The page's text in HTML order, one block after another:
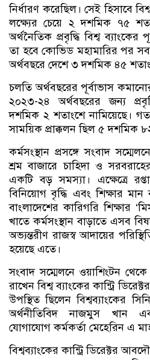
নির্ধারণ করেছিল। সেই হিসাবে
লক্ষ্যের চেয়ে ২ দশমিক ৭৫
অর্থনৈতিক প্রবৃদ্ধি বিশ্ব
তা হবে কোভিড মহামারির পর
অর্থবছরে দেশে ৩ দশমিক ৪৫
চলতি অর্থবছরের পূর্বাভাস
২০২৩-২৪ অর্থবছরের জন্য
দশমিক ২ শতাংশে নামিয়েছে।
সাময়িক প্রাক্কলন ছিল ৫ দশমিক
কর্মসংস্থান প্রসঙ্গে সংবাদ
শ্রম বাজারে চাহিদা ও
একটি বড় সমস্যা। এক্ষেত্রে
বিনিয়োগ বৃদ্ধি এবং শিক্ষার মান
বাংলাদেশের কারিগরি শিক্ষার
খাতে কর্মসংস্থান বাড়াতে এসব
অভ্যন্তরীণ রাজস্ব আদায়ের
হয়েছে এতে।
সংবাদ সম্মেলনে ওয়াশিংটন
রাখেন বিশ্ব ব্যাংকের কান্ট্রি
উপস্থিত ছিলেন বিশ্বব্যাংকের
অর্থনীতিবিদ নাজমুস খান
যোগাযোগ কর্মকর্তা মেহেরিন এ
বিশ্বব্যাংকের কান্ট্রি ডিরেক্টর